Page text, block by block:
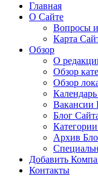
Главная
О Сайте
Вопросы
Карта
Обзор
О
Обзор
Обзор
Вакансии
Блог
Архив
Добавить
Контакты